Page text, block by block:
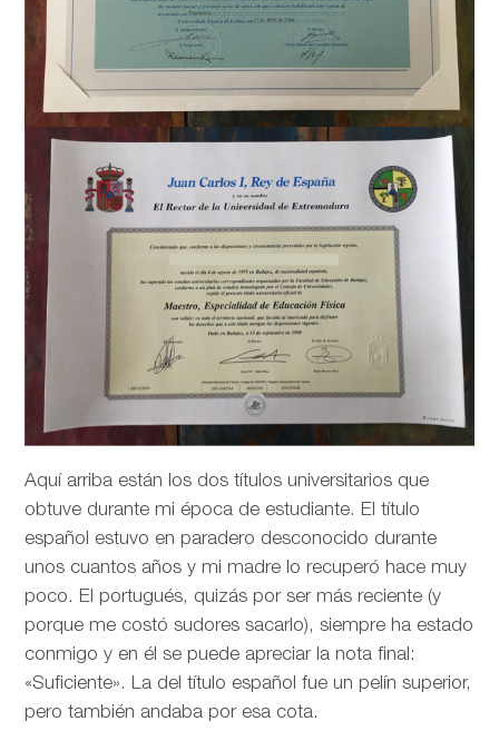
Aquí arriba están los dos títulos universitarios que
obtuve durante mi época de estudiante. El título
español estuvo en paradero desconocido durante
unos cuantos años y mi madre lo recuperó hace muy
poco. El portugués, quizás por ser más reciente (y
porque me costó sudores sacarlo), siempre ha estado
conmigo y en él se puede apreciar la nota final:
«Suficiente». La del título español fue un pelín superior,
pero también andaba por esa cota.